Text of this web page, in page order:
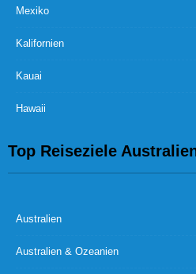
Mexiko
Kalifornien
Kauai
Hawaii
Top Reiseziele
Australien
Australien & Ozeanien